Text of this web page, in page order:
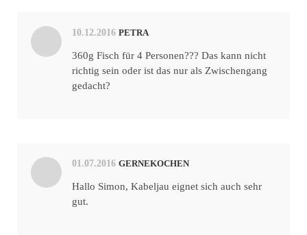
10.12.2016 PETRA
360g Fisch für 4 Personen??? Das kann nicht
richtig sein oder ist das nur als Zwischengang
gedacht?
01.07.2016 GERNEKOCHEN
Hallo Simon, Kabeljau eignet sich auch sehr
gut.